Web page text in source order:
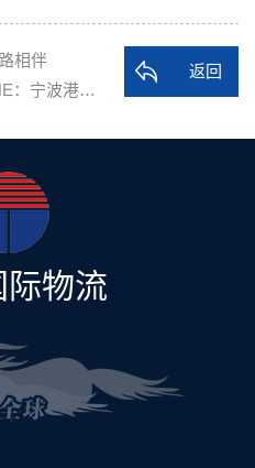
相伴
：宁波港…
返回
际物流